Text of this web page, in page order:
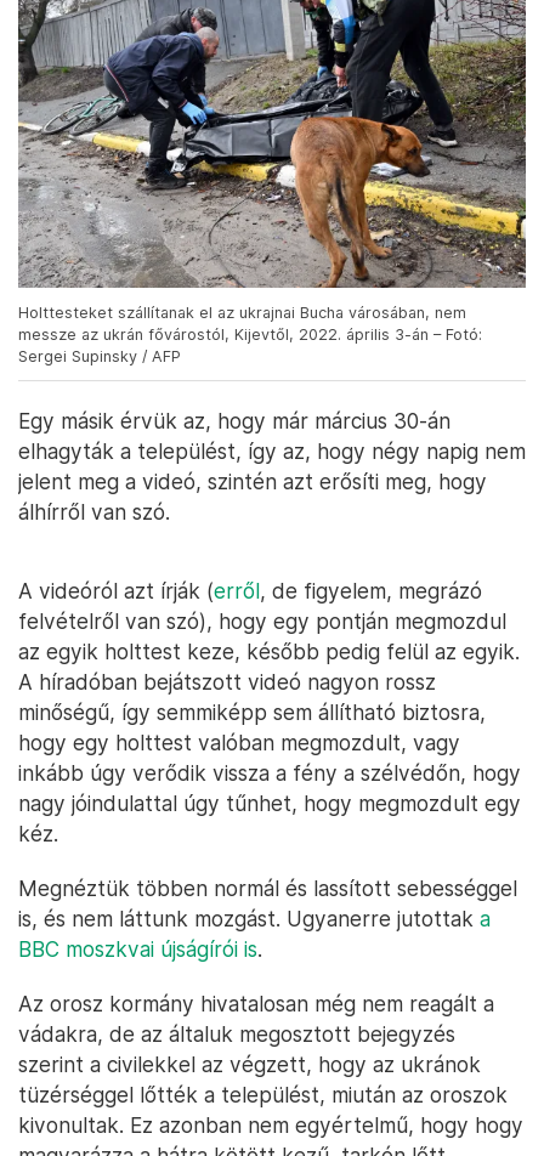
Holttesteket szállítanak el az ukrajnai Bucha városában, nem
messze az ukrán fővárostól, Kijevtől, 2022. április 3-án – Fotó:
Sergei Supinsky / AFP
Egy másik érvük az, hogy már március 30-án
elhagyták a települést, így az, hogy négy napig nem
jelent meg a videó, szintén azt erősíti meg, hogy
álhírről van szó.
A videóról azt írják (erről, de figyelem, megrázó
felvételről van szó), hogy egy pontján megmozdul
az egyik holttest keze, később pedig felül az egyik.
A híradóban bejátszott videó nagyon rossz
minőségű, így semmiképp sem állítható biztosra,
hogy egy holttest valóban megmozdult, vagy
inkább úgy verődik vissza a fény a szélvédőn, hogy
nagy jóindulattal úgy tűnhet, hogy megmozdult egy
kéz.
Megnéztük többen normál és lassított sebességgel
is, és nem láttunk mozgást. Ugyanerre jutottak a
BBC moszkvai újságírói is.
Az orosz kormány hivatalosan még nem reagált a
vádakra, de az általuk megosztott bejegyzés
szerint a civilekkel az végzett, hogy az ukránok
tüzérséggel lőtték a települést, miután az oroszok
kivonultak. Ez azonban nem egyértelmű, hogy hogy